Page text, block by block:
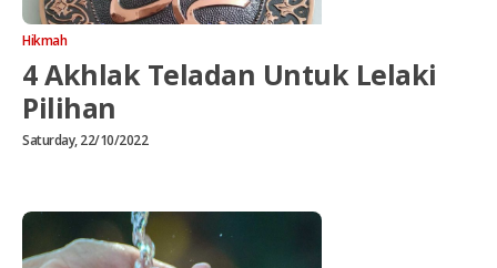
Hikmah
4 Akhlak Teladan Untuk Lelaki
Pilihan
Saturday, 22/10/2022